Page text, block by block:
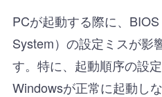
PCが起動する際に、
System）の設定ミスが影
す。特に、起動順序の設
Windowsが正常に起動し